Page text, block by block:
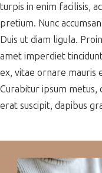
turpis in enim facilisis,
pretium. Nunc
Duis ut diam ligula.
amet imperdiet
ex, vitae ornare mauris
Curabitur ipsum metus,
erat suscipit, dapibus